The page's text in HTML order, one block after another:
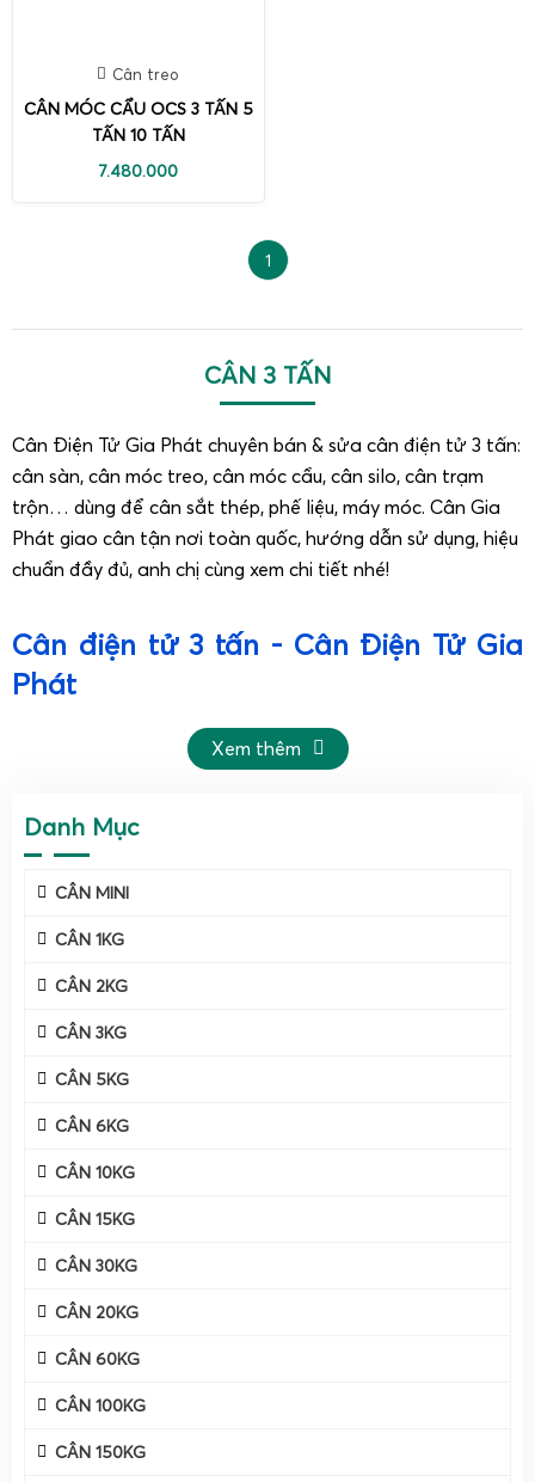
Danh Mục
CÂN MINI
CÂN 1KG
CÂN 2KG
CÂN 3KG
CÂN 5KG
CÂN 6KG
CÂN 10KG
CÂN 15KG
CÂN 30KG
CÂN 20KG
CÂN 60KG
CÂN 100KG
CÂN 150KG
Cân treo
CÂN MÓC CẨU OCS 3 TẤN 5
TẤN 10 TẤN
7.480.000
1
CÂN 3 TẤN
Cân Điện Tử Gia Phát chuyên bán & sửa cân điện tử 3 tấn:
cân sàn, cân móc treo, cân móc cẩu, cân silo, cân trạm
trộn… dùng để cân sắt thép, phế liệu, máy móc. Cân Gia
Phát giao cân tận nơi toàn quốc, hướng dẫn sử dụng, hiệu
chuẩn đầy đủ, anh chị cùng xem chi tiết nhé!
Cân điện tử 3 tấn - Cân Điện Tử Gia
Phát
Giới thiệu về cân điện tử 3 tấn Cân Điện Tử Gia
Cân điện tử 3 tấn
được sử dụng phổ biến trong các nhà máy, xưởng cơ khí,
nguyên liệu và nhiều dây chuyền sản xuất tự động. Tại khu
Xem thêm